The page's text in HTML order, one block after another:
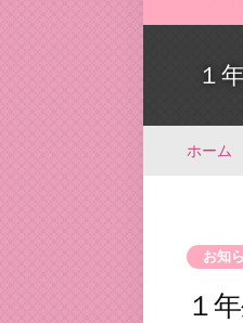
１
ホーム
お知
１